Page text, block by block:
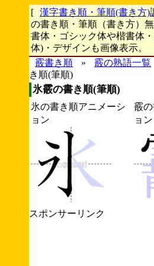
[ 漢字書き順・筆順(書き方)
の書き順・筆順（書き方）
書体・ゴシック体や楷書体
体)・デザインも画像表示。
霰書き順
» 霰の熟語一覧
き順(筆順)
氷霰の書き順(筆順)
氷の書き順アニメーシ
ョン
霰
ョン
スポンサーリンク